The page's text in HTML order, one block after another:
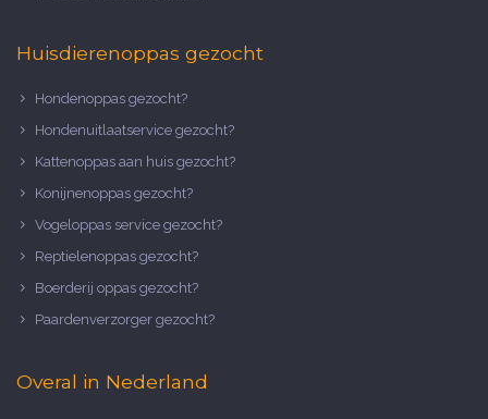
Huisdierenoppas gezocht
Hondenoppas gezocht?
Hondenuitlaatservice gezocht?
Kattenoppas aan huis gezocht?
Konijnenoppas gezocht?
Vogeloppas service gezocht?
Reptielenoppas gezocht?
Boerderij oppas gezocht?
Paardenverzorger gezocht?
Overal in Nederland